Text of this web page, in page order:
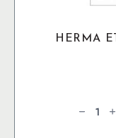
HERMA
etikett
ø13